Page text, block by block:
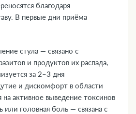
благодаря
В первые дни приёма
стула — связано с
и продуктов их распада,
за 2–3 дня
и дискомфорт в области
активное выведение токсинов
или головная боль — связана с